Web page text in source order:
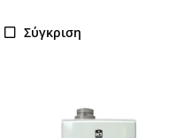
Σύγκριση